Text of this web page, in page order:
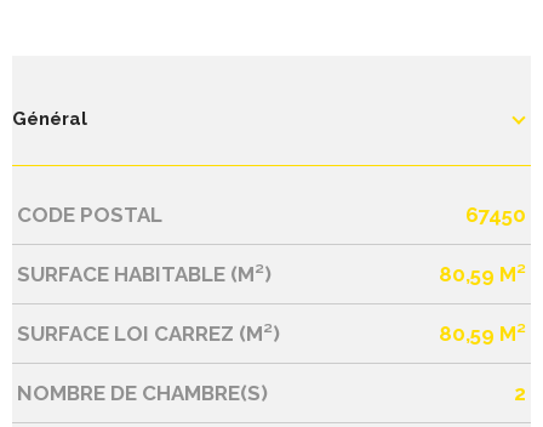
Général
Caractérisque Valeurs
CODE POSTAL 67450
SURFACE HABITABLE (M²) 80,59 M²
SURFACE LOI CARREZ (M²) 80,59 M²
NOMBRE DE CHAMBRE(S) 2